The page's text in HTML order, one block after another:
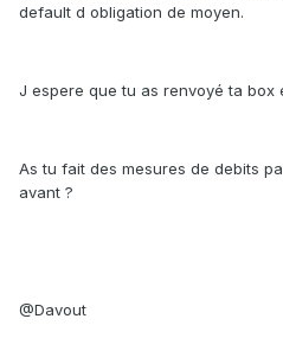
default d obligation de moyen.
J espere que tu as renvoyé ta box
As tu fait des mesures de debits
avant ?
@Davout